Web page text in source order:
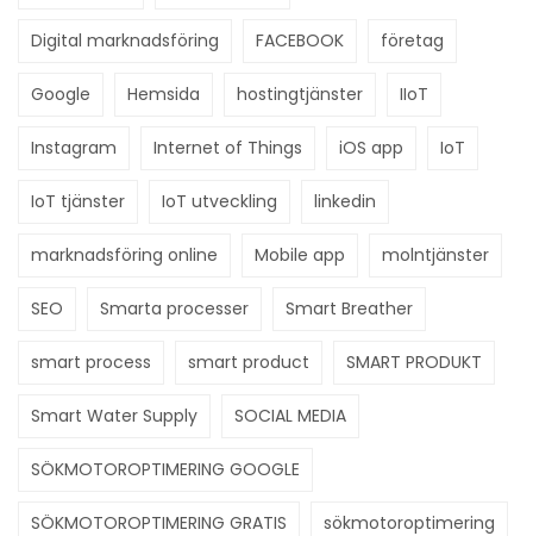
Digital marknadsföring FACEBOOK företag
Google Hemsida hostingtjänster IIoT
Instagram Internet of Things iOS app IoT
IoT tjänster IoT utveckling linkedin
marknadsföring online Mobile app molntjänster
SEO Smarta processer Smart Breather
smart process smart product SMART PRODUKT
Smart Water Supply SOCIAL MEDIA
SÖKMOTOROPTIMERING GOOGLE
SÖKMOTOROPTIMERING GRATIS sökmotoroptimering